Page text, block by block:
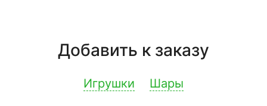
Добавить к заказу
Игрушки Шары